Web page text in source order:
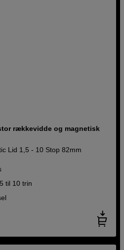
rækkevidde og magnetisk
Lid 1,5 - 10 Stop 82mm
til 10 trin